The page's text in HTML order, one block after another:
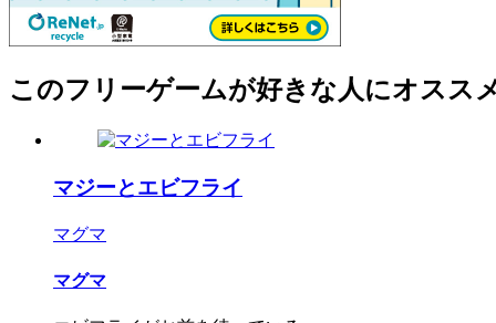
このフリーゲームが好きな人にオスス
マジーとエビフライ
マグマ
マグマ